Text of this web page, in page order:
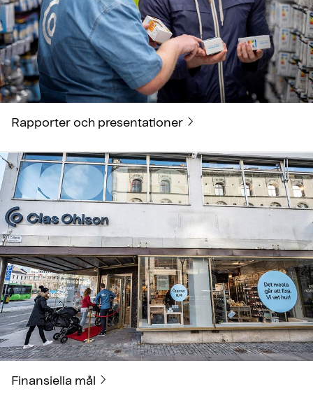
Rapporter och presentationer
Finansiella mål